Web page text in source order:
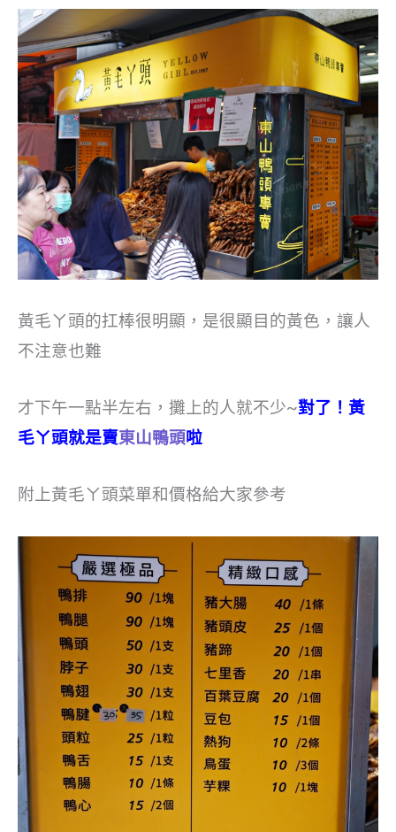
黃毛ㄚ頭的扛棒很明顯，是很顯目的黃色，讓人
不注意也難
才下午一點半左右，攤上的人就不少~對了！黃
毛ㄚ頭就是賣東山鴨頭啦
附上黃毛ㄚ頭菜單和價格給大家參考